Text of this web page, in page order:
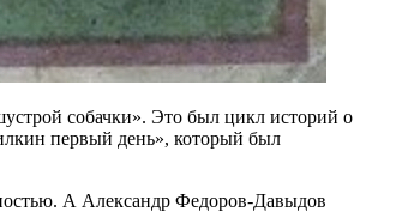
собачки». Это был цикл историй о
первый день», который был
А Александр Федоров-Давыдов